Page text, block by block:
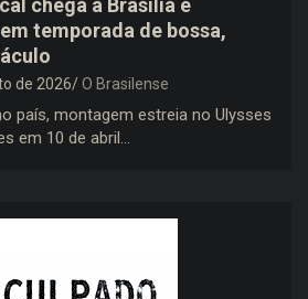
chega a Brasília e
temporada de bossa,
de 2026 O Brasilense
país, montagem estreia no Ulysses
em 10 de abril…